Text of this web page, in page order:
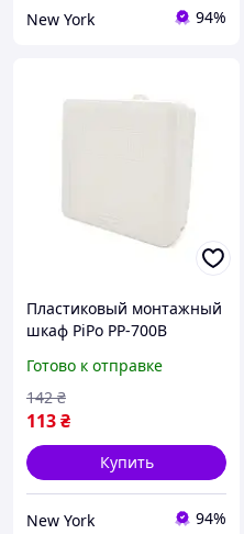
New York 94%
Пластиковый монтажный
шкаф PiPo PP-700B
небольших сетей newyork
Готово к отправке
113₴
142 ₴
Купить
New York 94%